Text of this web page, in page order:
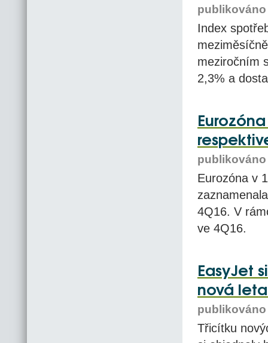
publikováno
Index
meziročním
2,3% a
publikováno
Eurozóna v
4Q16. V
ve 4Q16.
EasyJet
nová
publikováno
Třicítku